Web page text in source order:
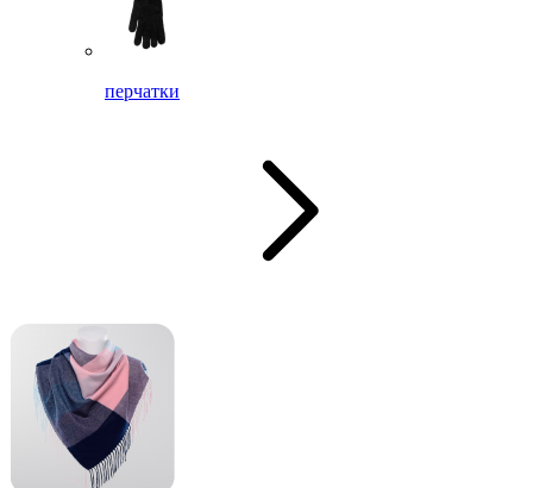
перчатки